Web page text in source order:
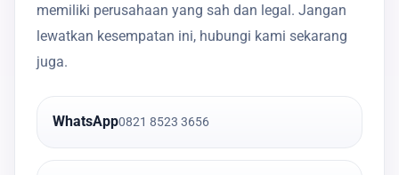
memiliki perusahaan yang sah dan legal. Jangan
lewatkan kesempatan ini, hubungi kami sekarang
juga.
WhatsApp0821 8523 3656